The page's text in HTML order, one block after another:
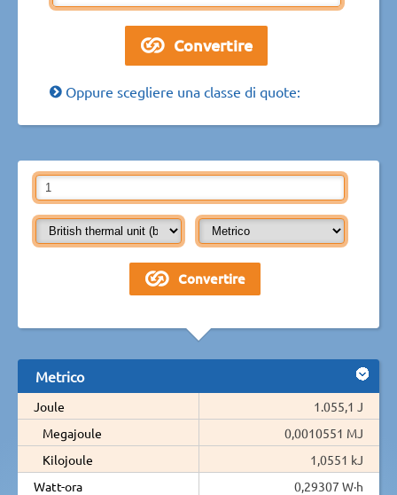
Oppure scegliere una classe di quote:
Metrico
Joule
1.055,1 J
Megajoule
0,0010551 MJ
Kilojoule
1,0551 kJ
Watt-ora
0,29307 W·h